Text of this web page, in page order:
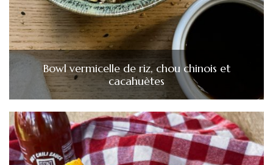
Bowl vermicelle de riz, chou chinois et
cacahuètes